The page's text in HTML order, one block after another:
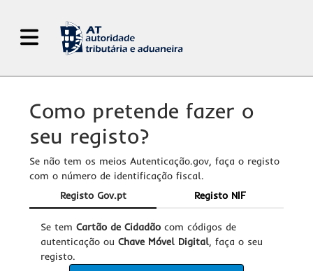
Abrir Menu de Navegação
Como pretende fazer o
seu registo?
Se não tem os meios Autenticação.gov, faça o registo
com o número de identificação fiscal.
Registo Gov.pt
Registo NIF
Se tem Cartão de Cidadão com códigos de
autenticação ou Chave Móvel Digital, faça o seu
registo.